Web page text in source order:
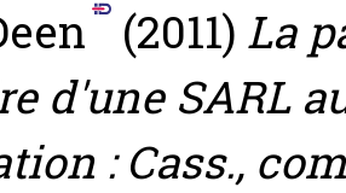
(2011) La
d'une SARL
: Cass.,